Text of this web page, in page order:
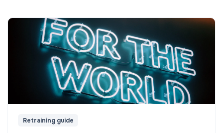
Retraining guide